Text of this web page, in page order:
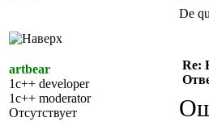
De
artbear
1c++ developer
1c++ moderator
Отсутствует
Re: